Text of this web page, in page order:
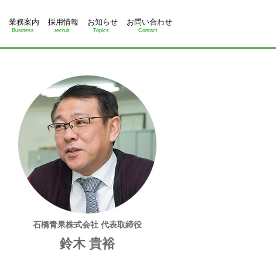
業務案内
Business
採用情報
recruit
お知らせ
Topics
お問い合わせ
Contact
石橋青果株式会社 代表取締役
鈴木 貴裕